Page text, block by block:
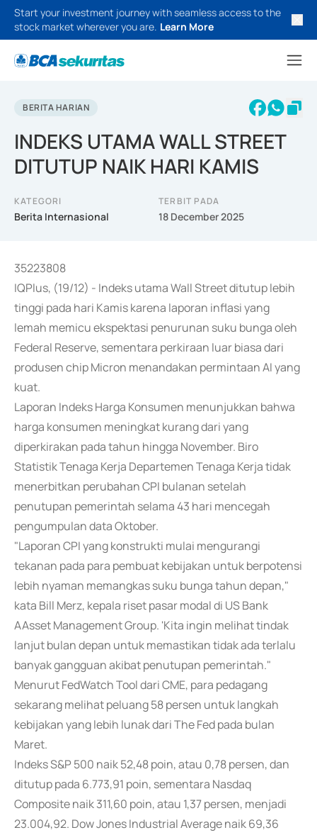
Start your investment journey with seamless access to the
stock market wherever you are. Learn More
BERITA HARIAN
INDEKS UTAMA WALL STREET
DITUTUP NAIK HARI KAMIS
KATEGORI
Berita Internasional
TERBIT PADA
18 December 2025
35223808
IQPlus, (19/12) - Indeks utama Wall Street ditutup lebih
tinggi pada hari Kamis karena laporan inflasi yang
lemah memicu ekspektasi penurunan suku bunga oleh
Federal Reserve, sementara perkiraan luar biasa dari
produsen chip Micron menandakan permintaan AI yang
kuat.
Laporan Indeks Harga Konsumen menunjukkan bahwa
harga konsumen meningkat kurang dari yang
diperkirakan pada tahun hingga November. Biro
Statistik Tenaga Kerja Departemen Tenaga Kerja tidak
menerbitkan perubahan CPI bulanan setelah
penutupan pemerintah selama 43 hari mencegah
pengumpulan data Oktober.
"Laporan CPI yang konstrukti mulai mengurangi
tekanan pada para pembuat kebijakan untuk berpotensi
lebih nyaman memangkas suku bunga tahun depan,"
kata Bill Merz, kepala riset pasar modal di US Bank
AAsset Management Group. 'Kita ingin melihat tindak
lanjut bulan depan untuk memastikan tidak ada terlalu
banyak gangguan akibat penutupan pemerintah."
Menurut FedWatch Tool dari CME, para pedagang
sekarang melihat peluang 58 persen untuk langkah
kebijakan yang lebih lunak dari The Fed pada bulan
Maret.
Indeks S&P 500 naik 52,48 poin, atau 0,78 persen, dan
ditutup pada 6.773,91 poin, sementara Nasdaq
Composite naik 311,60 poin, atau 1,37 persen, menjadi
23.004,92. Dow Jones Industrial Average naik 69,36